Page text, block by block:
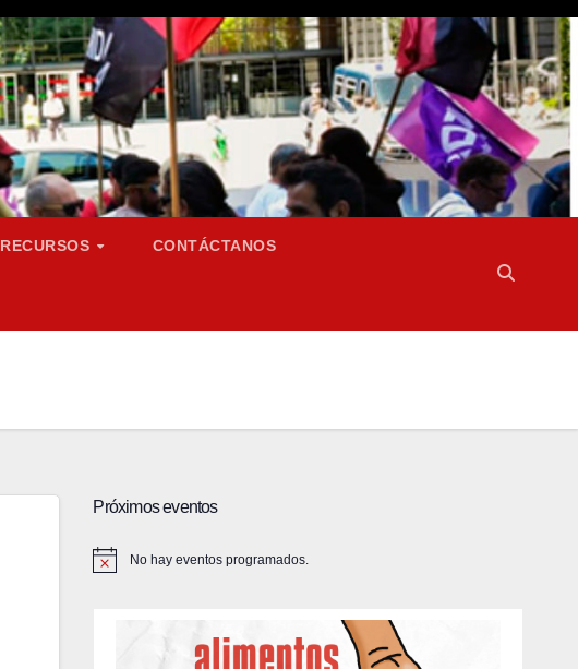
RECURSOS CONTÁCTANOS
Próximos eventos
A
No hay eventos programados.